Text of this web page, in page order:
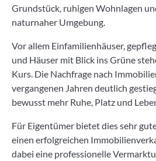
Grundstück, ruhigen Wohnlagen
naturnaher Umgebung.
Vor allem Einfamilienhäuser,
und Häuser mit Blick ins Grüne
Kurs. Die Nachfrage nach
vergangenen Jahren deutlich
bewusst mehr Ruhe, Platz und
Für Eigentümer bietet dies sehr
einen erfolgreichen
dabei eine professionelle